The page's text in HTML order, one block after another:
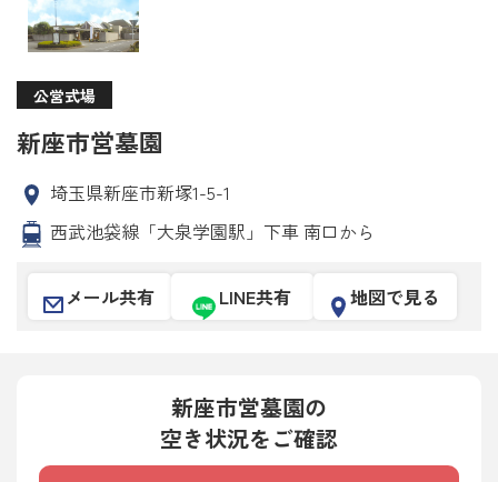
公営式場
新座市営墓園
埼玉県新座市新塚1-5-1
西武池袋線「大泉学園駅」下車 南口から
メール共有 LINE共有 地図で見る
新座市営墓園の
空き状況をご確認